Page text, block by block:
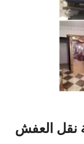
نقل العفش